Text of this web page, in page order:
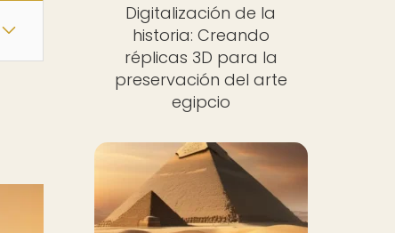
Digitalización de la
historia: Creando
réplicas 3D para la
preservación del arte
egipcio